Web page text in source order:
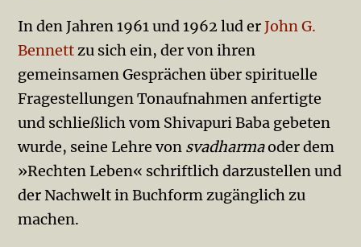
In den Jahren 1961 und 1962 lud er John G.
Bennettzu sich ein, der von ihren
gemeinsamen Gesprächen über spirituelle
Fragestellungen Tonaufnahmen anfertigte
und schließlich vom Shivapuri Baba gebeten
wurde, seine Lehre von svadharmaoder dem
»Rechten Leben« schriftlich darzustellen und
der Nachwelt in Buchform zugänglich zu
machen.